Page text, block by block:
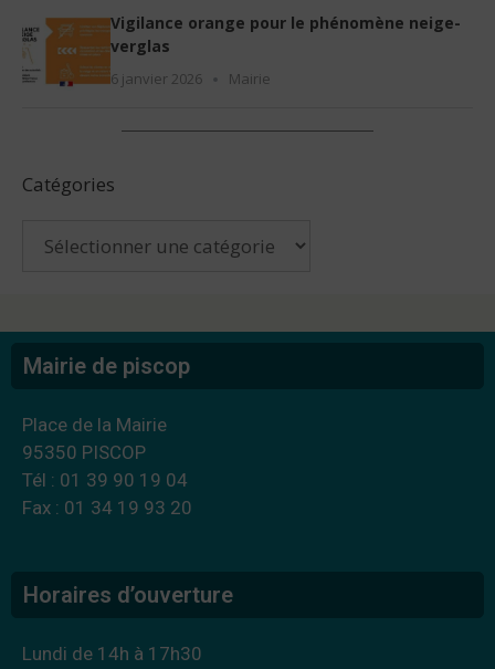
Vigilance orange pour le phénomène neige-
verglas
6 janvier 2026 Mairie
Catégories
Mairie de piscop
Place de la Mairie
95350 PISCOP
Tél : 01 39 90 19 04
Fax : 01 34 19 93 20
Horaires d’ouverture
Lundi de 14h à 17h30